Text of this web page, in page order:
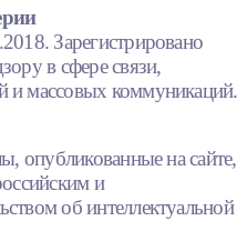
Зарегистрировано
в сфере связи,
и массовых коммуникаций.
опубликованные на сайте,
и
об интеллектуальной